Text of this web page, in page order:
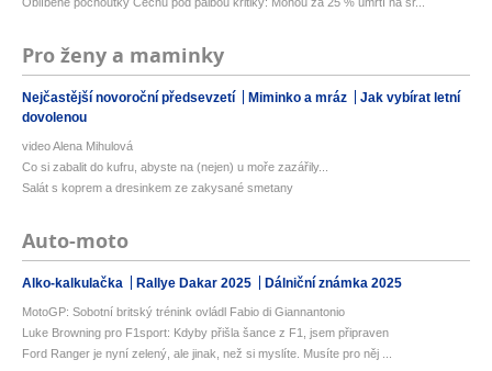
Oblíbené pochoutky Čechů pod palbou kritiky: Mohou za 25 % úmrtí na sr...
Pro ženy a maminky
Nejčastější novoroční předsevzetí Miminko a mráz
Jak vybírat letní
dovolenou
video Alena Mihulová
Co si zabalit do kufru, abyste na (nejen) u moře zazářily...
Salát s koprem a dresinkem ze zakysané smetany
Auto-moto
Alko-kalkulačka Rallye Dakar 2025 Dálniční známka 2025
MotoGP: Sobotní britský trénink ovládl Fabio di Giannantonio
Luke Browning pro F1sport: Kdyby přišla šance z F1, jsem připraven
Ford Ranger je nyní zelený, ale jinak, než si myslíte. Musíte pro něj ...